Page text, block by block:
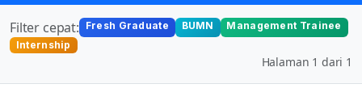
Filter cepat: Fresh Graduate BUMN
Management Trainee
Internship
Halaman 1 dari 1